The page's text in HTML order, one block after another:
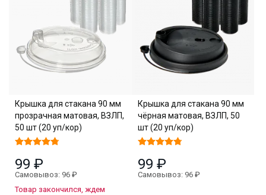
Крышка для стакана 90 мм
прозрачная матовая, ВЗЛП,
50 шт (20 уп/кор)
99 ₽
Самовывоз: 96 ₽
Товар закончился, ждем
Крышка для стакана 90 мм
чёрная матовая, ВЗЛП, 50
шт (20 уп/кор)
99 ₽
Самовывоз: 96 ₽